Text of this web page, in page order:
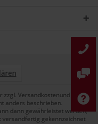
Versandkostenund ggf.
anders beschrieben.
dann gewährleistet werden,
gekennzeichnet